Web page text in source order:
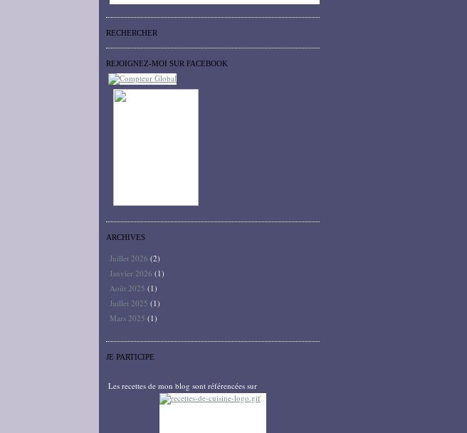
RECHERCHER
REJOIGNEZ-MOI SUR FACEBOOK
ARCHIVES
Juillet 2026 (2)
Janvier 2026 (1)
Août 2025 (1)
Juillet 2025 (1)
Mars 2025 (1)
JE PARTICIPE
Les recettes de mon blog sont référencées sur